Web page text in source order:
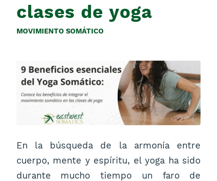
clases de yoga
MOVIMIENTO SOMÁTICO
En la búsqueda de la armonía entre
cuerpo, mente y espíritu, el yoga ha sido
durante mucho tiempo un faro de